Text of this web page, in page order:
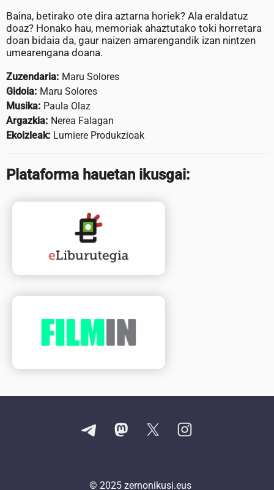
Baina, betirako ote dira aztarna horiek? Ala eraldatuz
doaz? Honako hau, memoriak ahaztutako toki horretara
doan bidaia da, gaur naizen amarengandik izan nintzen
umearengana doana.
Zuzendaria: Maru Solores
Gidoia: Maru Solores
Musika: Paula Olaz
Argazkia: Nerea Falagan
Ekoizleak: Lumiere Produkzioak
Plataforma hauetan ikusgai:
© 2025 zernonikusi.eus